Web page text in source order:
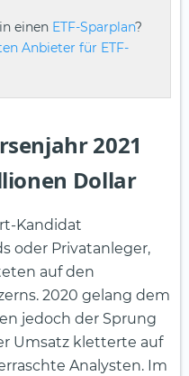
einen ETF-Sparplan?
Anbieter für ETF-
2021
Dollar
Kandidat
oder Privatanleger,
auf den
2020 gelang dem
jedoch der Sprung
Umsatz kletterte auf
Analysten. Im